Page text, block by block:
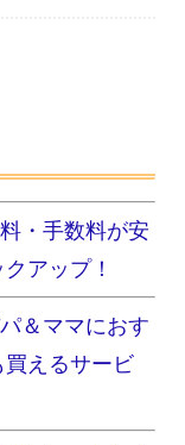
・手数料が安
アップ！
＆ママにおす
えるサービ